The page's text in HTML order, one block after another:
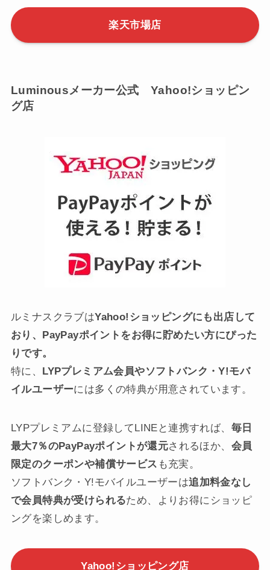
楽天市場店
Luminousメーカー公式 Yahoo!ショッピン
ルミナスクラブはYahoo!ショッピングにも出店して
おり、PayPayポイントをお得に貯めたい方にぴった
りです。
特に、LYPプレミアム会員やソフトバンク・Y!モバ
LYPプレミアムに登録してLINEと連携すれば、 毎日
最大7％のPayPayポイントが還元されるほか、
限定のクーポンや補償サービス も充実。
ソフトバンク・Y!モバイルユーザーは追加料金なし
で会員特典が受けられる